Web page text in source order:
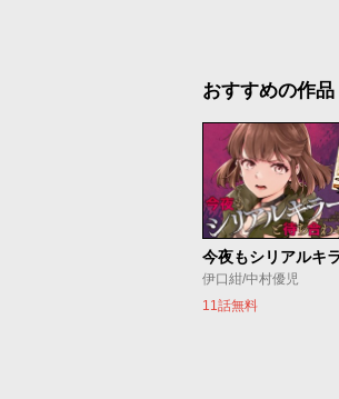
おすすめの作品
伊口紺/中村優児
11話無料